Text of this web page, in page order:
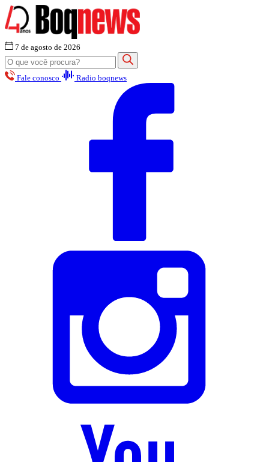
7 de agosto de 2026
Fale conosco Radio boqnews